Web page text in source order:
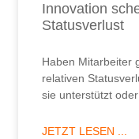
Innovation
Statusverlust
Haben Mitarbeiter
relativen
sie unterstützt
JETZT LESEN ...